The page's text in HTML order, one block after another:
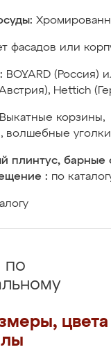
фасадов или
BOYARD (Россия)
Hettich
Выкатные корзины,
волшебные
плинтус, барные
: по
по
цвета